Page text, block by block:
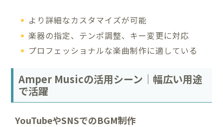
より詳細なカスタマイズが可能
楽器の指定、テンポ調整、キー変更に対応
プロフェッショナルな楽曲制作に適している
Amper Musicの活用シーン｜幅広い用途
で活躍
YouTubeやSNSでのBGM制作